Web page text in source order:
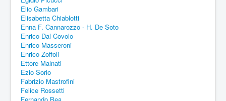
Elio Gambari
Elisabetta Chiablotti
Enna F. Cannarozzo - H. De Soto
Enrico Dal Covolo
Enrico Masseroni
Enrico Zoffoli
Ettore Malnati
Ezio Sorio
Fabrizio Mastrofini
Felice Rossetti